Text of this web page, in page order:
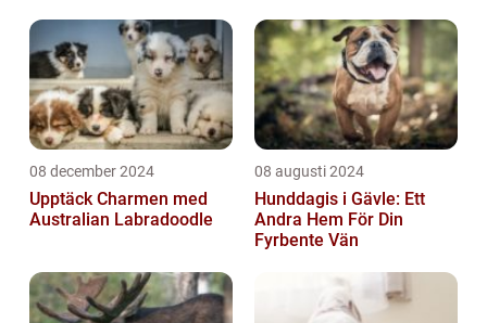
08 december 2024
Upptäck Charmen med
Australian Labradoodle
08 augusti 2024
Hunddagis i Gävle: Ett
Andra Hem För Din
Fyrbente Vän